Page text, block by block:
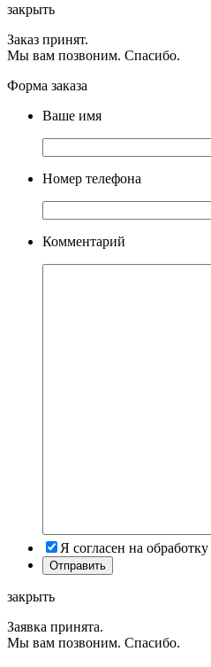
закрыть
Заказ принят.
Мы вам позвоним. Спасибо.
Форма заказа
Ваше имя
Номер телефона
Комментарий
Я согласен на обработку
закрыть
Заявка принята.
Мы вам позвоним. Спасибо.